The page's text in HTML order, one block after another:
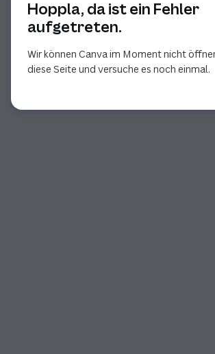
Hoppla, da ist ein Fehler
aufgetreten.
Wir können Canva im Moment nicht
diese Seite und versuche es noch einmal.